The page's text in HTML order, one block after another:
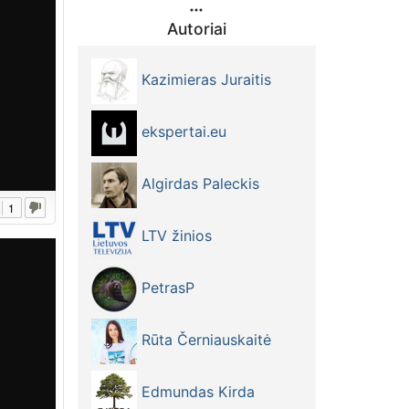
1
Autoriai
Kazimieras Juraitis
ekspertai.eu
Algirdas Paleckis
LTV žinios
PetrasP
Rūta Černiauskaitė
Edmundas Kirda